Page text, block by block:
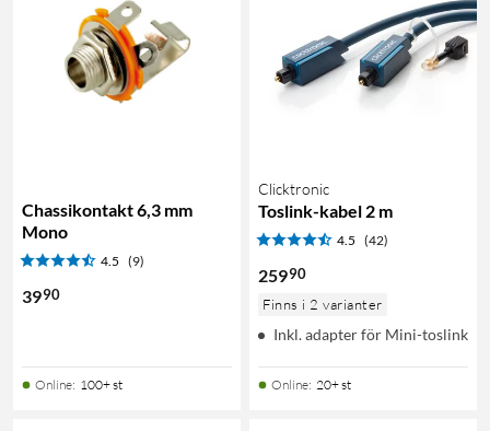
Chassikontakt 6,3 mm
Mono
4.5 (9)
3990
Online: 100+ st
Clicktronic
Toslink-kabel 2 m
4.5 (42)
25990
Finns i 2 varianter
Inkl. adapter för Mini-toslink
Online: 20+ st